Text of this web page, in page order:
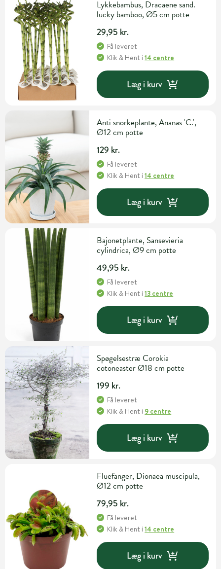
Lykkebambus, Dracaene sand.
lucky bamboo, Ø5 cm potte
29,95 kr.
Få leveret
Klik & Hent i14 centre
Læg i kurv
Anti snorkeplante, Ananas 'C.',
Ø12 cm potte
129 kr.
Få leveret
Klik & Hent i14 centre
Læg i kurv
Bajonetplante, Sansevieria
cylindrica, Ø9 cm potte
49,95 kr.
Få leveret
Klik & Hent i13 centre
Læg i kurv
Spøgelsestræ Corokia
cotoneaster Ø18 cm potte
199 kr.
Få leveret
Klik & Hent i 9 centre
Læg i kurv
Fluefanger, Dionaea muscipula,
Ø12 cm potte
79,95 kr.
Få leveret
Klik & Hent i14 centre
Læg i kurv